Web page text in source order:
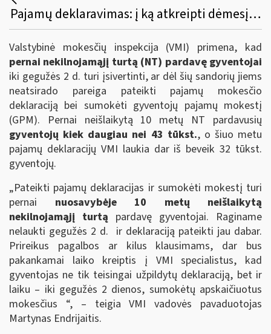
Pajamų deklaravimas: į ką atkreipti dėmesį pernai pardavus NT?
Valstybinė mokesčių inspekcija (VMI) primena, kad
pernai nekilnojamąjį turtą (NT) pardavę gyventojai
iki gegužės 2 d. turi įsivertinti, ar dėl šių sandorių jiems
neatsirado pareiga pateikti pajamų mokesčio
deklaraciją bei sumokėti gyventojų pajamų mokestį
(GPM). Pernai neišlaikytą 10 metų NT pardavusių
gyventojų kiek daugiau nei 43 tūkst., o šiuo metu
pajamų deklaracijų VMI laukia dar iš beveik 32 tūkst.
gyventojų.
„Pateikti pajamų deklaracijas ir sumokėti mokestį turi
pernai nuosavybėje
10 metų neišlaikytą
nekilnojamąjį turtą pardavę gyventojai. Raginame
nelaukti gegužės 2 d. ir deklaraciją pateikti jau dabar.
Prireikus pagalbos ar kilus klausimams, dar bus
pakankamai laiko kreiptis į VMI specialistus, kad
gyventojas ne tik teisingai užpildytų deklaraciją, bet ir
laiku – iki gegužės 2 dienos, sumokėtų apskaičiuotus
mokesčius “, – teigia VMI vadovės pavaduotojas
Martynas Endrijaitis.